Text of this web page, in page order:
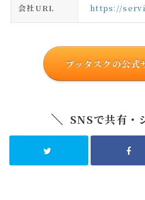
会社URL https://
ブッタスクの公式
SNSで共有・